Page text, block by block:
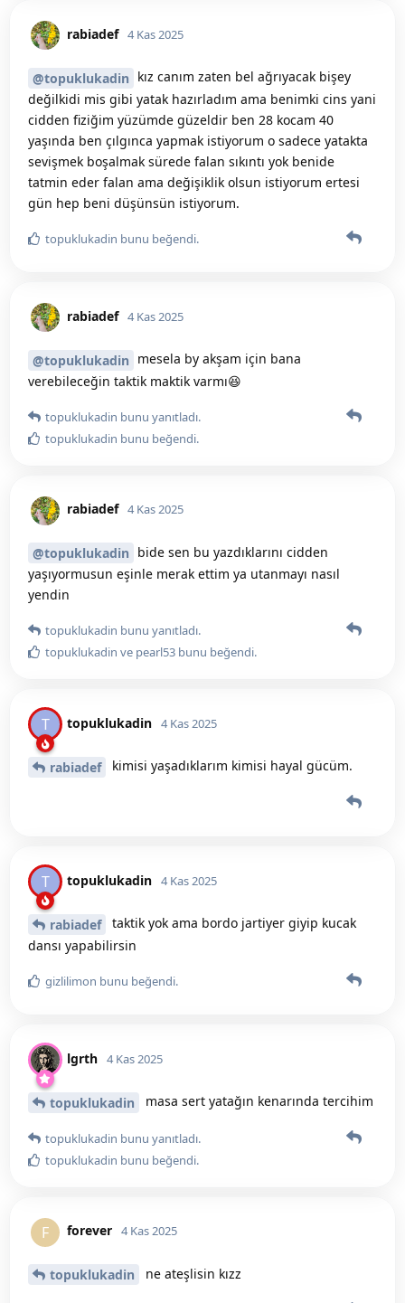
rabiadef 4 Kas 2025
@topuklukadin kız canım zaten bel ağrıyacak bişey
değilkidi mis gibi yatak hazırladım ama benimki cins yani
cidden fiziğim yüzümde güzeldir ben 28 kocam 40
yaşında ben çılgınca yapmak istiyorum o sadece yatakta
sevişmek boşalmak sürede falan sıkıntı yok benide
tatmin eder falan ama değişiklik olsun istiyorum ertesi
gün hep beni düşünsün istiyorum.
topuklukadin bunu beğendi.
rabiadef 4 Kas 2025
@topuklukadin mesela by akşam için bana
verebileceğin taktik maktik varmı😆
topuklukadin bunu yanıtladı.
topuklukadin bunu beğendi.
rabiadef 4 Kas 2025
@topuklukadin bide sen bu yazdıklarını cidden
yaşıyormusun eşinle merak ettim ya utanmayı nasıl
yendin
topuklukadin bunu yanıtladı.
topuklukadin ve pearl53 bunu beğendi.
T topuklukadin 4 Kas 2025
rabiadef kimisi yaşadıklarım kimisi hayal gücüm.
T topuklukadin 4 Kas 2025
rabiadef
taktik yok ama bordo jartiyer giyip kucak
dansı yapabilirsin
gizlilimon bunu beğendi.
lgrth 4 Kas 2025
topuklukadin masa sert yatağın kenarında tercihim
topuklukadin bunu yanıtladı.
topuklukadin bunu beğendi.
F forever 4 Kas 2025
topuklukadin ne ateşlisin kızz